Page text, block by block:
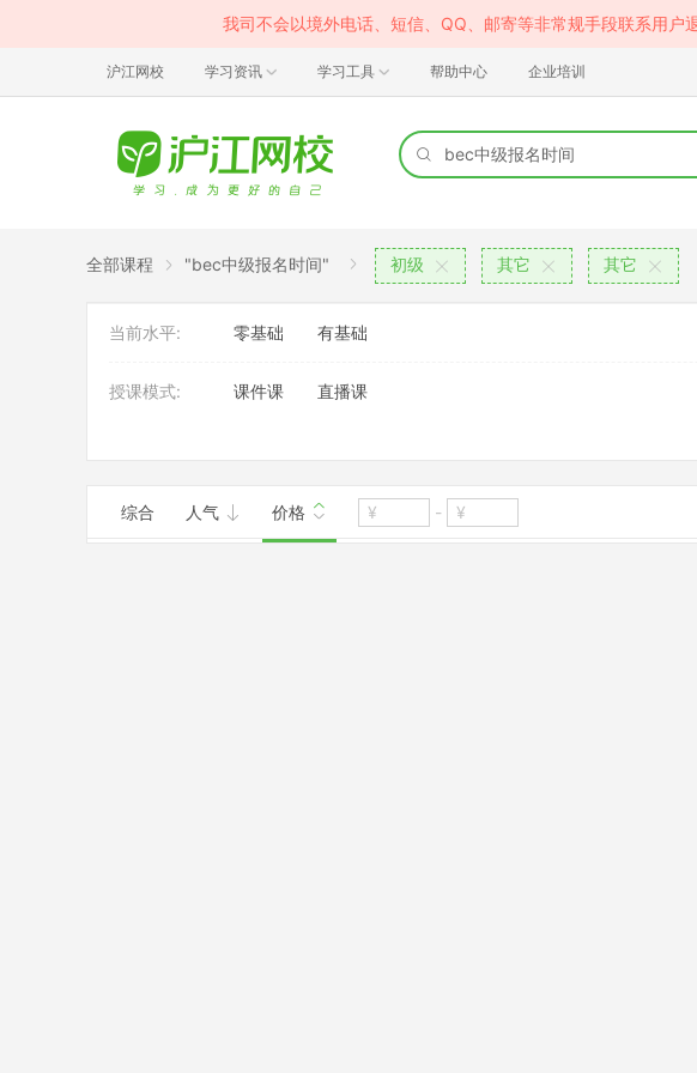
我司不会以境外电话、短信、QQ、邮寄等非常规手段联系用户
沪江网校 学习资讯 学习工具 帮助中心 企业培训
全部课程 "bec中级报名时间" 初级 其它 其它
当前水平: 零基础 有基础
授课模式: 课件课 直播课
综合 人气 价格 -